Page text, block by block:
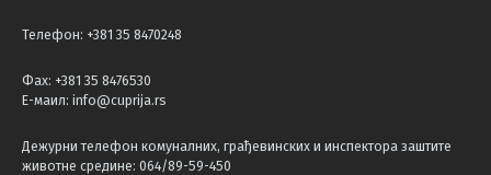
Телефон: +381 35 8470248
Фаx: +381 35 8476530
Е-маил: info@cuprija.rs
Дежурни телефон комуналних, грађевинских и инспектора заштите
животне средине: 064/89-59-450